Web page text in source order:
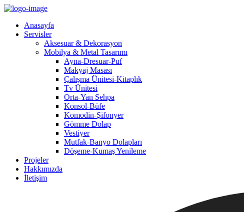
Anasayfa
Servisler
Aksesuar & Dekorasyon
Mobilya & Metal Tasarımı
Ayna-Dresuar-Puf
Makyaj Masası
Çalışma Ünitesi-Kitaplık
Tv Ünitesi
Orta-Yan Sehpa
Konsol-Büfe
Komodin-Şifonyer
Gömme Dolap
Vestiyer
Mutfak-Banyo Dolapları
Döşeme-Kumaş Yenileme
Projeler
Hakkımızda
İletişim